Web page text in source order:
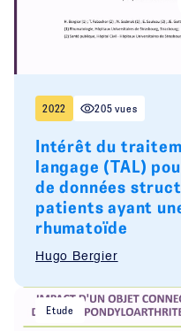
2022 205 vues
Intérêt du
langage (TAL)
de données
patients ayant
rhumatoïde
Hugo Bergier
Etude